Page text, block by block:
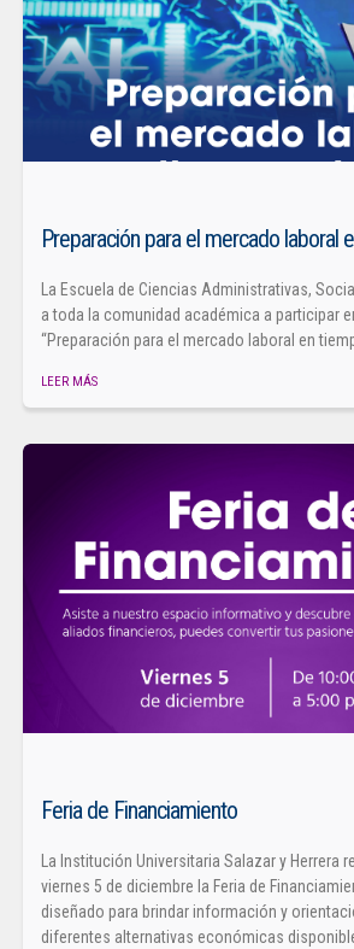
Preparación para el mercado laboral
La Escuela de Ciencias Administrativas,
a toda la comunidad académica a participar
“Preparación para el mercado laboral en
LEER MÁS
Feria de Financiamiento
La Institución Universitaria Salazar y Herrera
viernes 5 de diciembre la Feria de
diseñado para brindar información y
diferentes alternativas económicas